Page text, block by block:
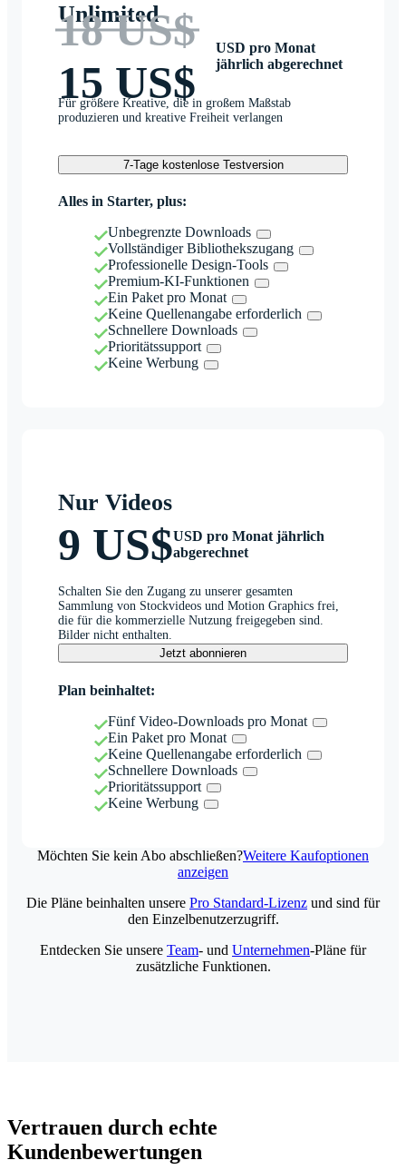
Unlimited
18 US$
15 US$
USD pro Monat
jährlich abgerechnet
Für größere Kreative, die in großem Maßstab
produzieren und kreative Freiheit verlangen
7-Tage kostenlose Testversion
Alles in Starter, plus:
Unbegrenzte Downloads
Vollständiger Bibliothekszugang
Professionelle Design-Tools
Premium-KI-Funktionen
Ein Paket pro Monat
Keine Quellenangabe erforderlich
Schnellere Downloads
Prioritätssupport
Keine Werbung
Nur Videos
9 US$USD pro Monat jährlich
abgerechnet
Schalten Sie den Zugang zu unserer gesamten
Sammlung von Stockvideos und Motion Graphics frei,
die für die kommerzielle Nutzung freigegeben sind.
Bilder nicht enthalten.
Jetzt abonnieren
Plan beinhaltet:
Fünf Video-Downloads pro Monat
Ein Paket pro Monat
Keine Quellenangabe erforderlich
Schnellere Downloads
Prioritätssupport
Keine Werbung
Möchten Sie kein Abo abschließen?Weitere Kaufoptionen
anzeigen
Die Pläne beinhalten unsere Pro Standard-Lizenz und sind für
den Einzelbenutzerzugriff.
Entdecken Sie unsere Team- und Unternehmen-Pläne für
zusätzliche Funktionen.
Vertrauen durch echte
Kundenbewertungen